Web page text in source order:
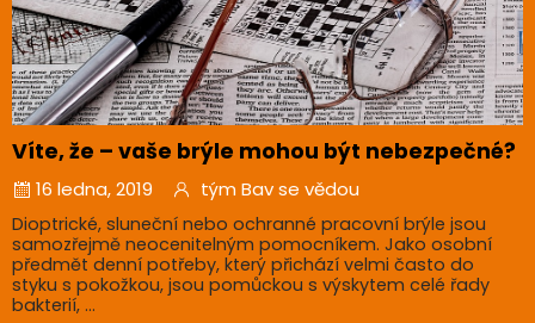
Víte, že – vaše brýle mohou být nebezpečné?
16 ledna, 2019 tým Bav se vědou
Dioptrické, sluneční nebo ochranné pracovní brýle jsou
samozřejmě neocenitelným pomocníkem. Jako osobní
předmět denní potřeby, který přichází velmi často do
styku s pokožkou, jsou pomůckou s výskytem celé řady
bakterií, ...